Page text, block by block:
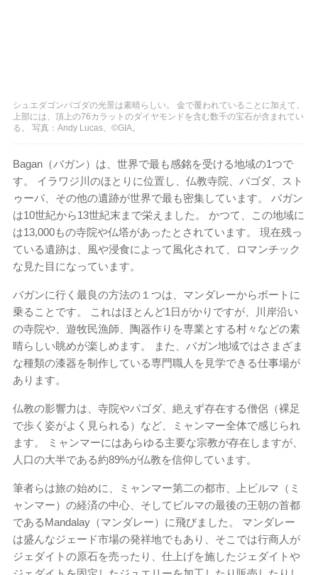
シュエダゴンパゴダの光景は素晴らしい。 金で覆われていることに加えて、
上部には、頂上の76カラットのダイヤモンドを含む数千の宝石が含まれてい
る。 写真：Andy Lucas、©GIA。
Bagan（バガン）は、世界で最も感銘を受ける地域の1つで
す。 イラワジ川のほとりに位置し、仏教寺院、パゴダ、スト
ゥーパ、その他の遺跡が世界で最も密集しています。 バガン
は10世紀から13世紀末まで栄えました。 かつて、この地域に
は13,000もの寺院や仏塔があったとされています。 現在残っ
ている遺跡は、風や浸食によって風化されて、ロマンチック
な見た目になっています。
バガンに行く最良の方法の１つは、マンダレーからボートに
乗ることです。 これはほとんど1日がかりですが、川岸沿い
の寺院や、遊牧民漁師、陶器作りを専業とする村々などの素
晴らしい眺めが楽しめます。 また、バガン地域ではさまざま
な種類の漆器を制作している専門職人を見学できる仕事場が
あります。
仏教の影響力は、寺院やパゴダ、絶えず存在する僧侶（裸足
で歩く姿がよく見られる）など、ミャンマー全体で感じられ
ます。 ミャンマーにはあらゆる主要な宗教が存在しますが、
人口の大半である約89%が仏教を信仰しています。
筆者らは旅の始めに、ミャンマー第二の都市、上ビルマ（ミ
ャンマー）の経済の中心、そしてビルマの最後の王朝の首都
であるMandalay（マンダレー）に飛びました。 マンダレー
は盛んなジェード市場の発祥地でもあり、そこでは行商人が
ジェダイトの原石を売ったり、仕上げを施したジェダイトや